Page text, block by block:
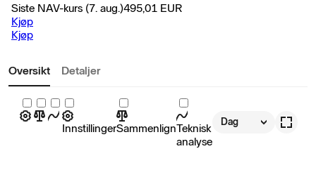
Siste NAV-kurs (7. aug.)495,01 EUR
Kjøp
Kjøp
Oversikt Detaljer
InnstillingerSammenlignTeknisk
analyse
Dag